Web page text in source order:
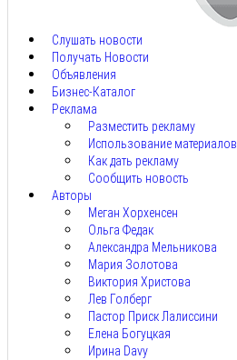
Слушать новости
Получать Новости
Объявления
Бизнес-Каталог
Реклама
Разместить рекламу
Использование материалов
Как дать рекламу
Сообщить новость
Авторы
Меган Хорхенсен
Ольга Федак
Александра Мельникова
Мария Золотова
Виктория Христова
Лев Голберг
Пастор Приск Лалиссини
Елена Богуцкая
Ирина Davy